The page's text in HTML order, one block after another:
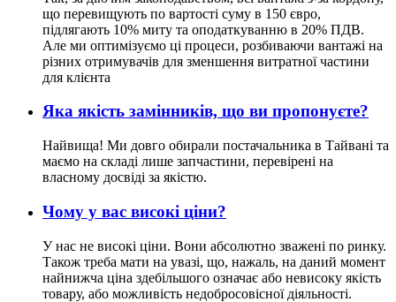
що перевищують по вартості суму в 150 євро,
підлягають 10% миту та оподаткуванню в 20% ПДВ.
Але ми оптимізуємо ці процеси, розбиваючи вантажі на
різних отримувачів для зменшення витратної частини
для клієнта
Яка якість замінників, що ви пропонуєте?
Найвища! Ми довго обирали постачальника в Тайвані та
маємо на складі лише запчастини, перевірені на
власному досвіді за якістю.
Чому у вас високі ціни?
У нас не високі ціни. Вони абсолютно зважені по ринку.
Також треба мати на увазі, що, нажаль, на даний момент
найнижча ціна здебільшого означає або невисоку якість
товару, або можливість недобросовісної діяльності.